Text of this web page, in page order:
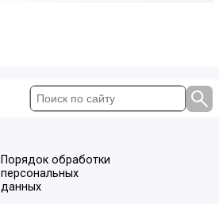
Порядок обработки
персональных
данных